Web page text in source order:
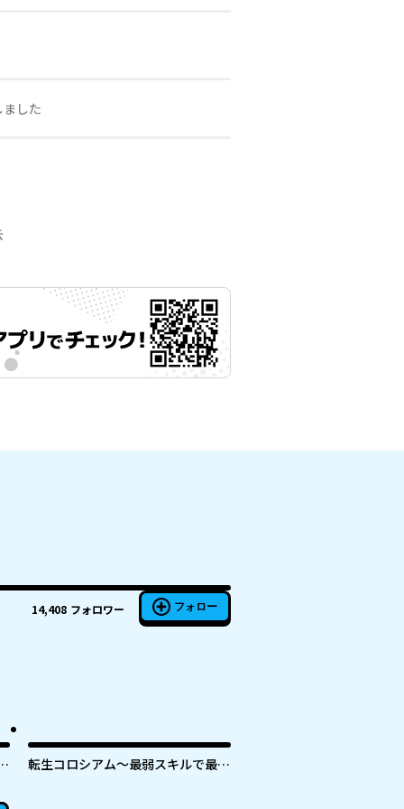
した
14,408 フォロワー フォロー
転生コロシアム～最弱スキルで最強